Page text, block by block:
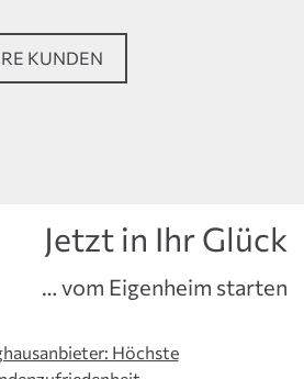
KUNDEN
… vom Eigenheim starten
Jetzt in Ihr Glück